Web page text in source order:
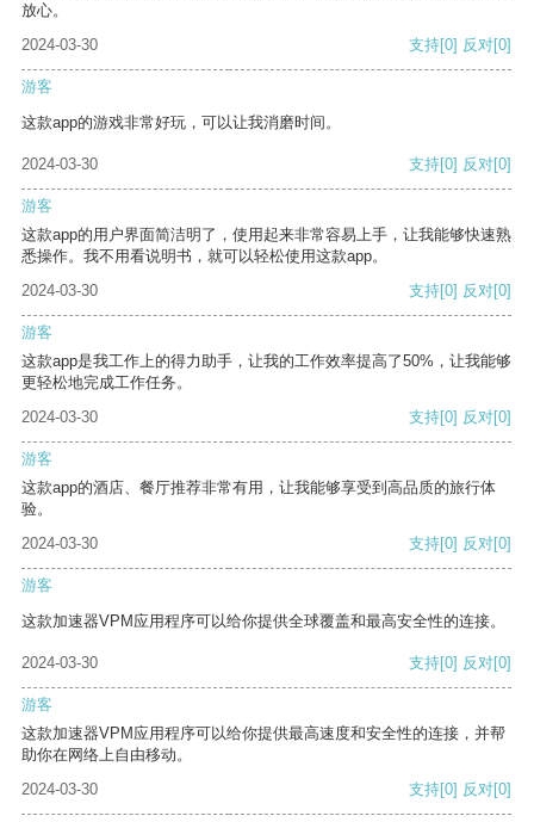
放心。
2024-03-30
支持[0] 反对[0]
游客
这款app的游戏非常好玩，可以让我消磨时间。
2024-03-30 支持[0] 反对[0]
游客
这款app的用户界面简洁明了，使用起来非常容易上手，让我能够快速熟
悉操作。我不用看说明书，就可以轻松使用这款app。
2024-03-30
支持[0] 反对[0]
游客
这款app是我工作上的得力助手，让我的工作效率提高了50%，让我能够
更轻松地完成工作任务。
2024-03-30
支持[0] 反对[0]
游客
这款app的酒店、餐厅推荐非常有用，让我能够享受到高品质的旅行体
验。
2024-03-30
支持[0] 反对[0]
游客
这款加速器VPM应用程序可以给你提供全球覆盖和最高安全性的连接。
2024-03-30 支持[0] 反对[0]
游客
这款加速器VPM应用程序可以给你提供最高速度和安全性的连接，并帮
助你在网络上自由移动。
2024-03-30
支持[0] 反对[0]